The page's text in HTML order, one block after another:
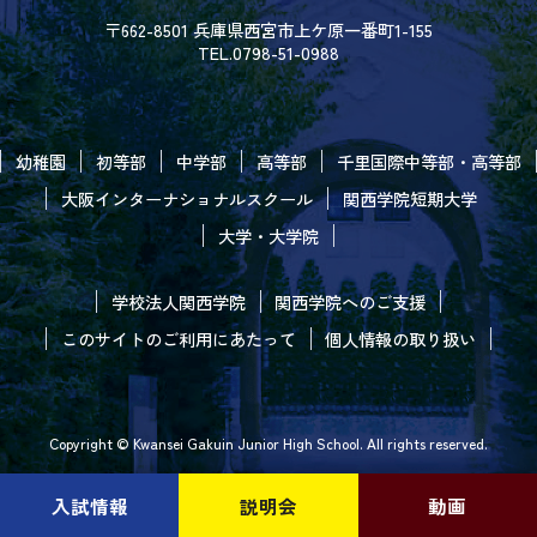
入試情報 説明会 動画
〒662-8501 兵庫県西宮市上ケ原一番町1-155
TEL.0798-51-0988
幼稚園 初等部 中学部 高等部
千里国際中等部・高等部
大阪インターナショナルスクール
関西学院短期大学
大学・大学院
学校法人関西学院
関西学院へのご支援
このサイトのご利用にあたって
個人情報の取り扱い
Copyright © Kwansei Gakuin Junior High School. All rights reserved.